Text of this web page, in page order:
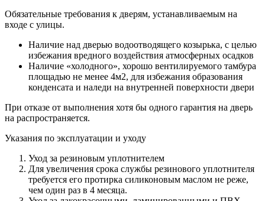
Обязательные требования к дверям, устанавливаемым на
входе с улицы.
Наличие над дверью водоотводящего козырька, с целью
избежания вредного воздействия атмосферных осадков
Наличие «холодного», хорошо вентилируемого тамбура
площадью не менее 4м2, для избежания образования
конденсата и наледи на внутренней поверхности двери
При отказе от выполнения хотя бы одного гарантия на дверь
на распространяется.
Указания по эксплуатации и уходу
Уход за резиновым уплотнителем
Для увеличения срока службы резинового уплотнителя
требуется его протирка силиконовым маслом не реже,
чем один раз в 4 месяца.